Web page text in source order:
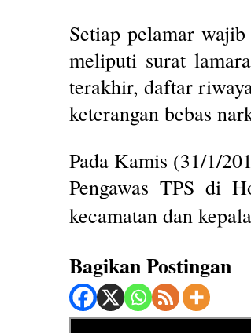
Setiap pelamar
meliputi surat
terakhir, daftar
keterangan bebas
Pada Kamis (31/1/
Pengawas TPS di
kecamatan dan
Bagikan Postingan